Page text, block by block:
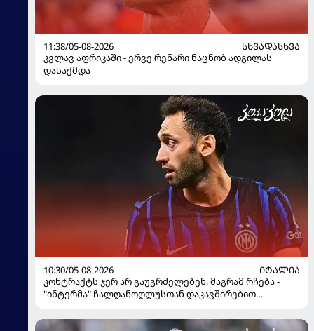
11:38/05-08-2026
ᲡᲮᲕᲐᲓᲐᲡᲮᲕᲐ
კვლავ აფრიკაში - ერვე რენარი ნაცნობ ადგილას
დასაქმდა
10:30/05-08-2026
ᲘᲢᲐᲚᲘᲐ
კონტრაქტს ჯერ არ გაუგრძელებენ, მაგრამ რჩება -
"ინტერმა" ჩალღანოღლუსთან დაკავშირებით